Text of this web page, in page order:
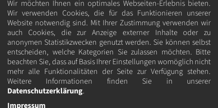
Wir möchten Ihnen ein optimales Webseiten-Erlebnis bieten.
Wir verwenden Cookies, die für das Funktionieren unserer
Website notwendig sind. Mit Ihrer Zustimmung verwenden wir
auch Cookies, die zur Anzeige externer Inhalte oder zu
anonymen Statistikzwecken genutzt werden. Sie können selbst
entscheiden, welche Kategorien Sie zulassen möchten. Bitte
beachten Sie, dass auf Basis Ihrer Einstellungen womöglich nicht
mehr alle Funktionalitäten der Seite zur Verfügung stehen.
Weitere Informationen finden Sie in unserer
Datenschutzerklärung.
Impressum